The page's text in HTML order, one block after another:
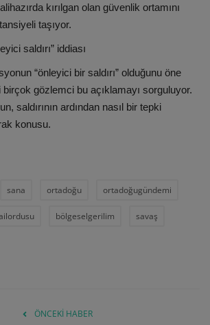
kırılgan olan güvenlik ortamını
taşıyor.
saldırı” iddiası
“önleyici bir saldırı” olduğunu öne
gözlemci bu açıklamayı sorguluyor.
saldırının ardından nasıl bir tepki
konusu.
sana ortadoğu ortadoğugündemi
bölgeselgerilim savaş
ÖNCEKI HABER